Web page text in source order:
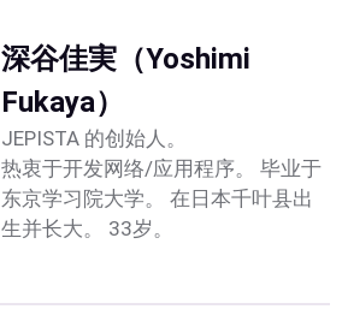
深谷佳実（Yoshimi
Fukaya）
JEPISTA 的创始人。
热衷于开发网络/应用程序。 毕业于
东京学习院大学。 在日本千叶县出
生并长大。 33岁。